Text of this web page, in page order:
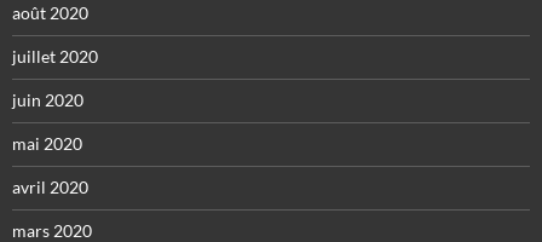
août 2020
juillet 2020
juin 2020
mai 2020
avril 2020
mars 2020